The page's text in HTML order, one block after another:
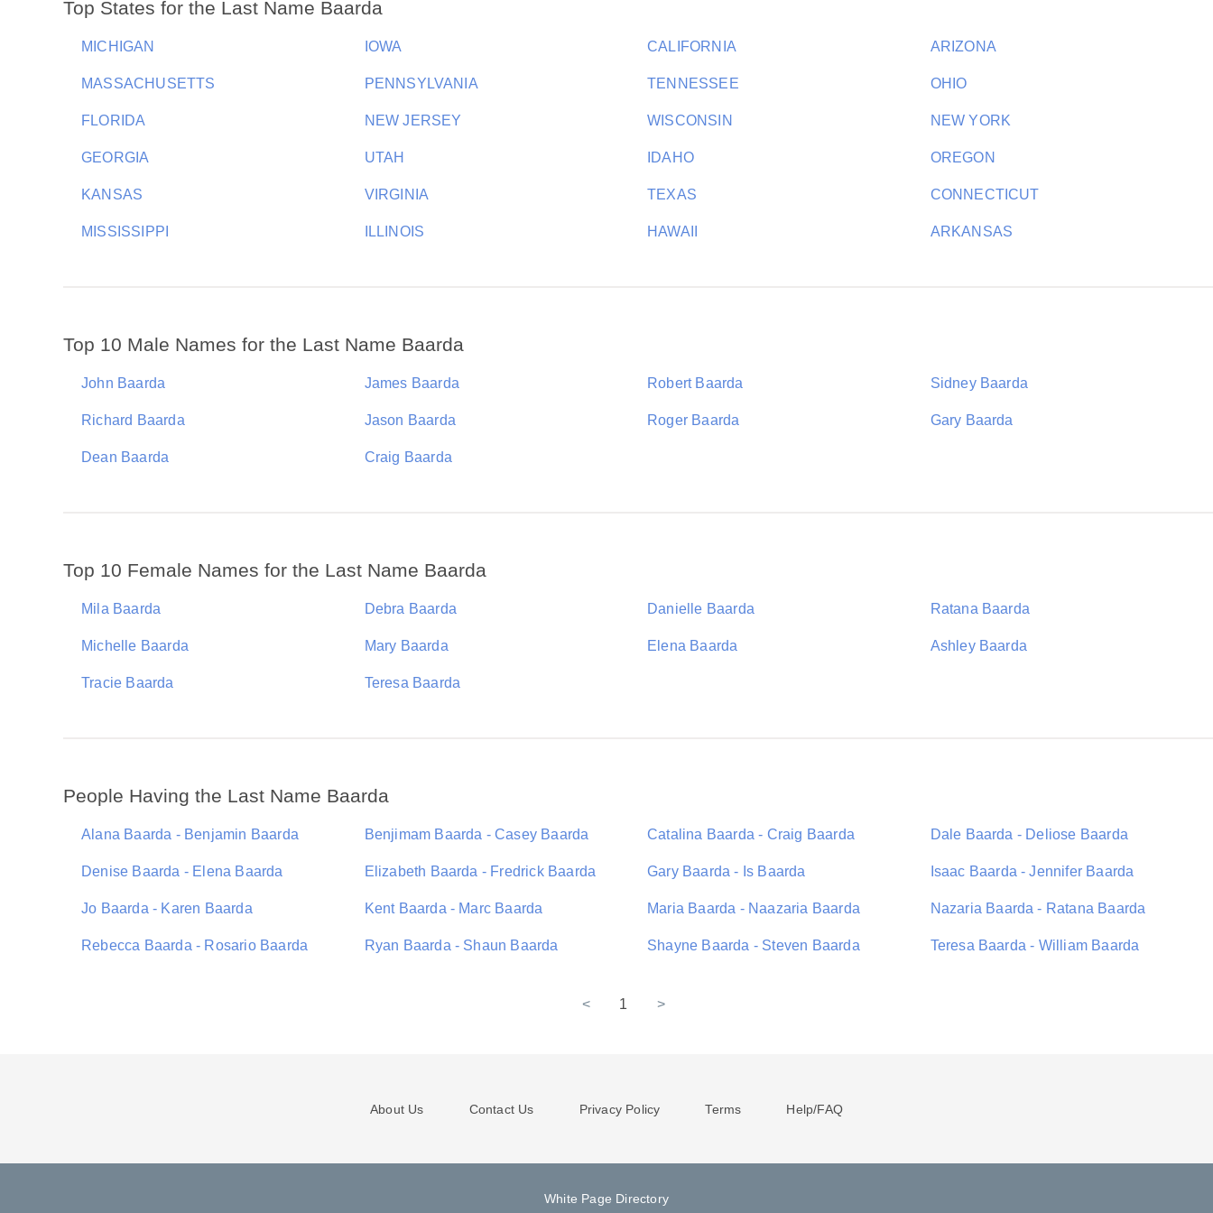
Top States for the Last Name Baarda
MICHIGAN IOWA CALIFORNIA ARIZONA
MASSACHUSETTS PENNSYLVANIA TENNESSEE OHIO
FLORIDA NEW JERSEY WISCONSIN NEW YORK
GEORGIA UTAH IDAHO OREGON
KANSAS VIRGINIA TEXAS CONNECTICUT
MISSISSIPPI ILLINOIS HAWAII ARKANSAS
Top 10 Male Names for the Last Name Baarda
John Baarda James Baarda Robert Baarda Sidney Baarda
Richard Baarda Jason Baarda Roger Baarda Gary Baarda
Dean Baarda Craig Baarda
Top 10 Female Names for the Last Name Baarda
Mila Baarda Debra Baarda Danielle Baarda Ratana Baarda
Michelle Baarda Mary Baarda Elena Baarda Ashley Baarda
Tracie Baarda Teresa Baarda
People Having the Last Name Baarda
Alana Baarda - Benjamin Baarda Benjimam Baarda - Casey Baarda Catalina Baarda - Craig Baarda Dale Baarda - Deliose Baarda
Denise Baarda - Elena Baarda Elizabeth Baarda - Fredrick Baarda Gary Baarda - Is Baarda Isaac Baarda - Jennifer Baarda
Jo Baarda - Karen Baarda Kent Baarda - Marc Baarda Maria Baarda - Naazaria Baarda Nazaria Baarda - Ratana Baarda
Rebecca Baarda - Rosario Baarda Ryan Baarda - Shaun Baarda Shayne Baarda - Steven Baarda Teresa Baarda - William Baarda
< 1 >
About Us Contact Us Privacy Policy Terms Help/FAQ
White Page Directory